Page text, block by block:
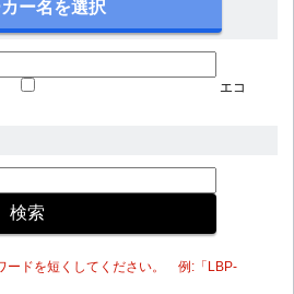
エコ
ードを短くしてください。 例:「LBP-